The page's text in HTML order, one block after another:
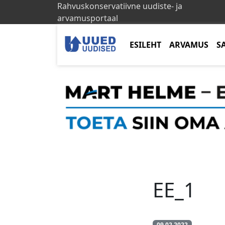
Rahvuskonservatiivne uudiste- ja
arvamusportaal
ESILEHT ARVAMUS
EE_1